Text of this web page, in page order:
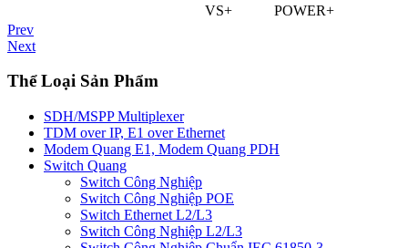
VS+
POWER+
Prev
Next
Thể Loại Sản Phẩm
SDH/MSPP Multiplexer
TDM over IP, E1 over Ethernet
Modem Quang E1, Modem Quang PDH
Switch Quang
Switch Công Nghiệp
Switch Công Nghiệp POE
Switch Ethernet L2/L3
Switch Công Nghiệp L2/L3